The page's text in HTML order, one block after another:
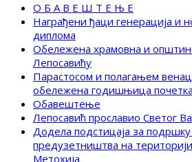
О Б А В Е Ш Т Е Њ Е
Награђени ђаци генерација и
диплома
Обележена храмовна и
Лепосавићу
Парастосом и полагањем
обележена годишњица
Обавештење
Лепосавић прославио Светог
Додела подстицаја за
предузетништва на
Метохија